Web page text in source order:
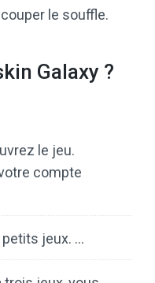
le souffle.
Galaxy ?
le jeu.
compte
jeux. …